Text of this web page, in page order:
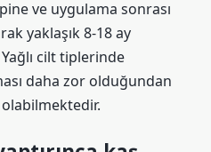
ve uygulama sonrası
yaklaşık 8-18 ay
cilt tiplerinde
daha zor olduğundan
olabilmektedir.